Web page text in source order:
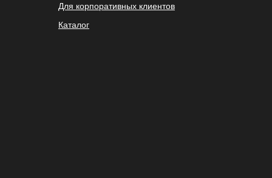
Для корпоративных клиентов
Каталог